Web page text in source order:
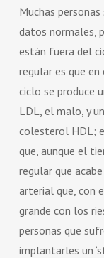
Muchas
datos normales,
están fuera del
regular es que
ciclo se produce
LDL, el malo, y
colesterol HDL;
que, aunque el
regular que
arterial que, con
grande con los
personas que
implantarles un